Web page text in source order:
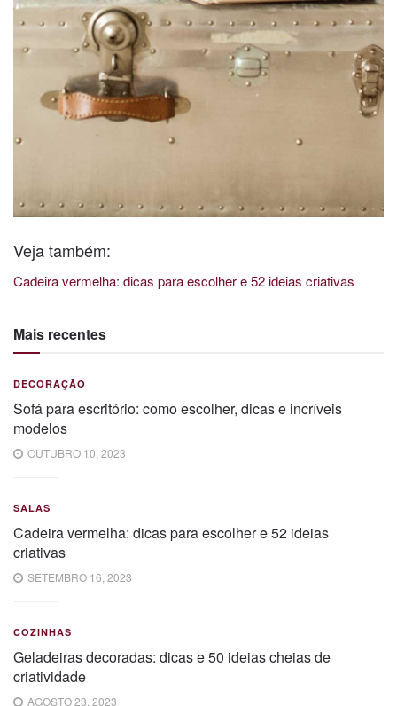
Veja também:
Cadeira vermelha: dicas para escolher e 52 ideias criativas
Mais recentes
DECORAÇÃO
Sofá para escritório: como escolher, dicas e incríveis
modelos
OUTUBRO 10, 2023
SALAS
Cadeira vermelha: dicas para escolher e 52 ideias
criativas
SETEMBRO 16, 2023
COZINHAS
Geladeiras decoradas: dicas e 50 ideias cheias de
criatividade
AGOSTO 23, 2023